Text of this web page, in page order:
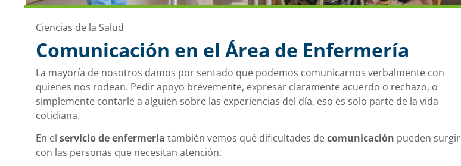
Ciencias de la Salud
Comunicación en el Área de Enfermería
La mayoría de nosotros damos por sentado que podemos comunicarnos verbalmente con
quienes nos rodean. Pedir apoyo brevemente, expresar claramente acuerdo o rechazo, o
simplemente contarle a alguien sobre las experiencias del día, eso es solo parte de la vida
cotidiana.
En el servicio de enfermería también vemos qué dificultades decomunicación pueden surgir
con las personas que necesitan atención.